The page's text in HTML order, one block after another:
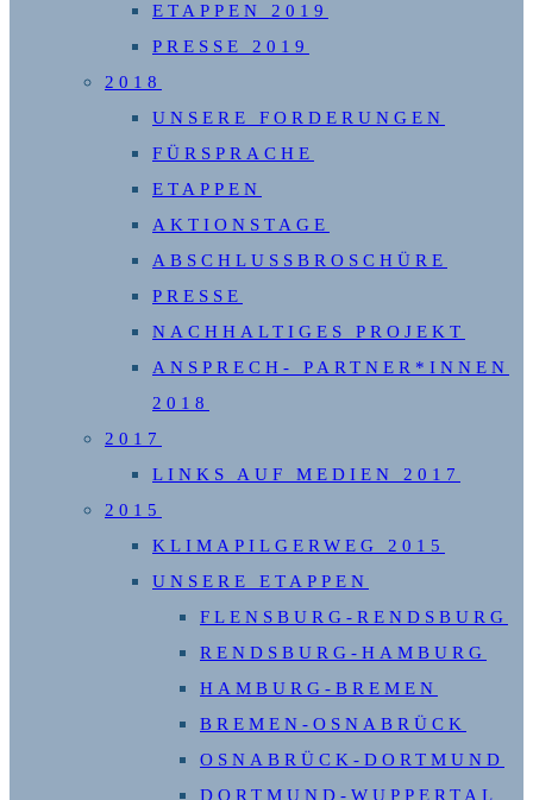
ETAPPEN 2019
PRESSE 2019
2018
UNSERE FORDERUNGEN
FÜRSPRACHE
ETAPPEN
AKTIONSTAGE
ABSCHLUSSBROSCHÜRE
PRESSE
NACHHALTIGES PROJEKT
ANSPRECH- PARTNER*INNEN
2018
2017
LINKS AUF MEDIEN 2017
2015
KLIMAPILGERWEG 2015
UNSERE ETAPPEN
FLENSBURG-RENDSBURG
RENDSBURG-HAMBURG
HAMBURG-BREMEN
BREMEN-OSNABRÜCK
OSNABRÜCK-DORTMUND
DORTMUND-WUPPERTAL